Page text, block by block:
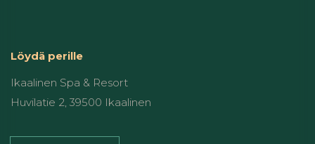
Löydä perille
Ikaalinen Spa & Resort
Huvilatie 2, 39500 Ikaalinen